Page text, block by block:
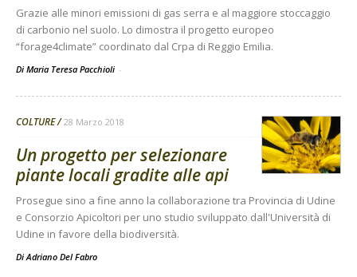
Grazie alle minori emissioni di gas serra e al maggiore stoccaggio
di carbonio nel suolo. Lo dimostra il progetto europeo
“forage4climate” coordinato dal Crpa di Reggio Emilia.
Di Maria Teresa Pacchioli -
COLTURE 28 Marzo 2018
Un progetto per selezionare
piante locali gradite alle api
Prosegue sino a fine anno la collaborazione tra Provincia di Udine
e Consorzio Apicoltori per uno studio sviluppato dall'Università di
Udine in favore della biodiversità.
DiAdriano Del Fabro